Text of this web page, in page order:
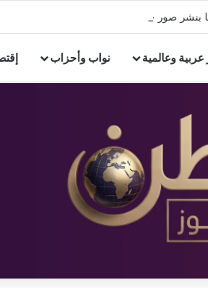
السجن 3 سنوات وغرامة 100 ألف جنيه لمتهم بالإسكندرية
عربية وعالمية نواب وأحزاب